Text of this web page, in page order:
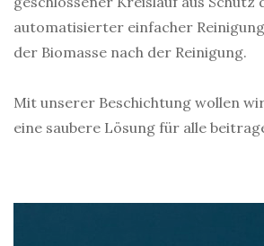
automatisierter einfacher
der Biomasse nach der Reinigung.
Mit unserer Beschichtung wollen
eine saubere Lösung für alle